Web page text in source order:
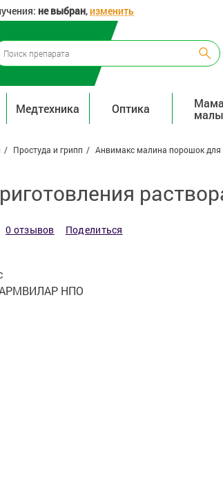
не выбран,изменить
Медтехника Оптика
Простуда и грипп Анвимакс малина порошок для
0 отзывов Поделиться
НПО